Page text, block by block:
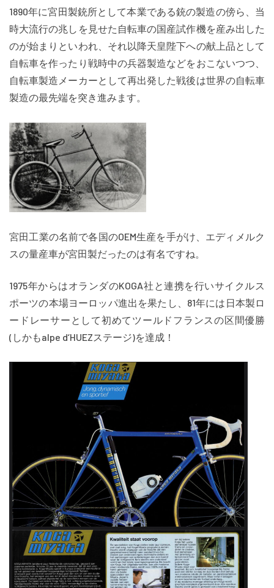
1890年に宮田製銃所として本業である銃の製造の傍ら、当
時大流行の兆しを見せた自転車の国産試作機を産み出した
のが始まりといわれ、それ以降天皇陛下への献上品として
自転車を作ったり戦時中の兵器製造などをおこないつつ、
自転車製造メーカーとして再出発した戦後は世界の自転車
製造の最先端を突き進みます。
宮田工業の名前で各国のOEM生産を手がけ、エディメルク
スの量産車が宮田製だったのは有名ですね。
1975年からはオランダのKOGA社と連携を行いサイクルス
ポーツの本場ヨーロッパ進出を果たし、81年には日本製ロ
ードレーサーとして初めてツールドフランスの区間優勝
(しかもalpe d‘HUEZステージ)を達成！